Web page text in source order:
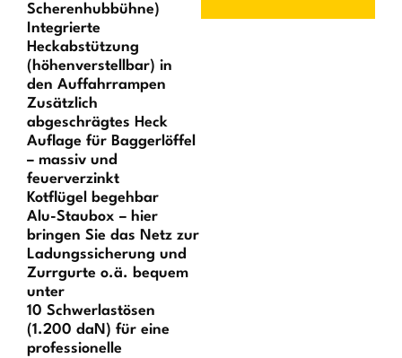
Scherenhubbühne)
Integrierte
Heckabstützung
(höhenverstellbar) in
den Auffahrrampen
Zusätzlich
abgeschrägtes Heck
Auflage für Baggerlöffel
– massiv und
feuerverzinkt
Kotflügel begehbar
Alu-Staubox – hier
bringen Sie das Netz zur
Ladungssicherung und
Zurrgurte o.ä. bequem
unter
10 Schwerlastösen
(1.200 daN) für eine
professionelle